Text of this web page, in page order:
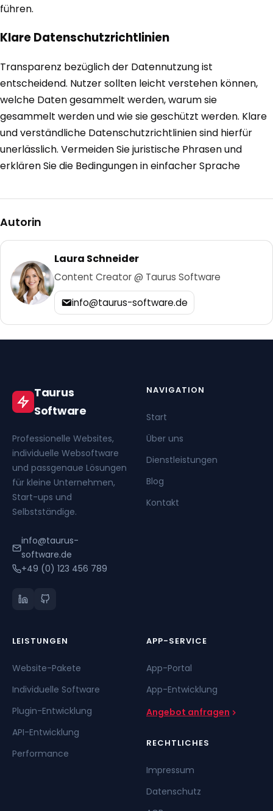
führen.
Klare Datenschutzrichtlinien
Transparenz bezüglich der Datennutzung ist
entscheidend. Nutzer sollten leicht verstehen können,
welche Daten gesammelt werden, warum sie
gesammelt werden und wie sie geschützt werden. Klare
und verständliche Datenschutzrichtlinien sind hierfür
unerlässlich. Vermeiden Sie juristische Phrasen und
erklären Sie die Bedingungen in einfacher Sprache
Autorin
Laura Schneider
Content Creator @ Taurus Software
info@taurus-software.de
Taurus
Software
Professionelle Websites,
individuelle Websoftware
und passgenaue Lösungen
für kleine Unternehmen,
Start-ups und
Selbstständige.
info@taurus-
software.de
+49 (0) 123 456 789
NAVIGATION
Start
Über uns
Dienstleistungen
Blog
Kontakt
LEISTUNGEN
Website-Pakete
Individuelle Software
Plugin-Entwicklung
API-Entwicklung
Performance
APP-SERVICE
App-Portal
App-Entwicklung
Angebot anfragen
RECHTLICHES
Impressum
Datenschutz